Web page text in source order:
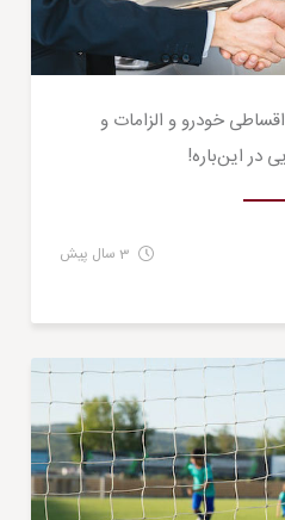
خودرو و الزامات و
در این‌باره!